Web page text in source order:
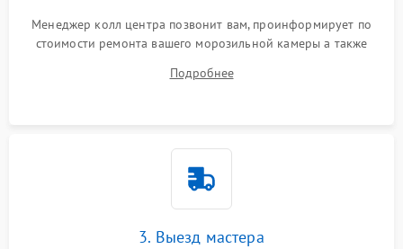
Менеджер колл центра позвонит вам, проинформирует по
стоимости ремонта вашего морозильной камеры а также
Подробнее
3. Выезд мастера